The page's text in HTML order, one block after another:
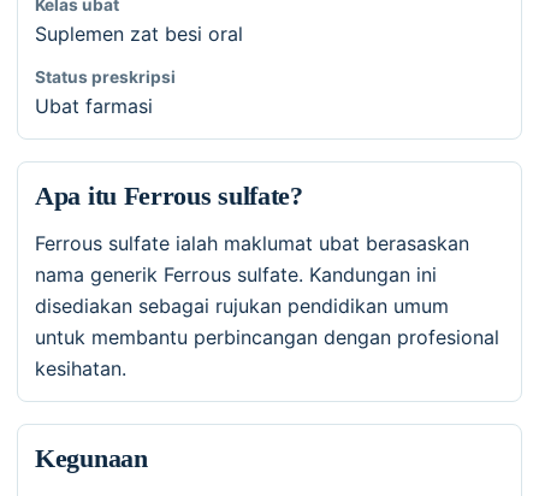
Kelas ubat
Suplemen zat besi oral
Status preskripsi
Ubat farmasi
Apa itu Ferrous sulfate?
Ferrous sulfate ialah maklumat ubat berasaskan
nama generik Ferrous sulfate. Kandungan ini
disediakan sebagai rujukan pendidikan umum
untuk membantu perbincangan dengan profesional
kesihatan.
Kegunaan